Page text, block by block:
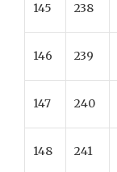
145 238
146 239
147 240
148 241